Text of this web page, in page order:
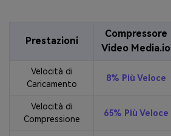
Prestazioni
Compressore
Video Media.io
Velocità di
Caricamento
8% Più Veloce
Velocità di
Compressione
65% Più Veloce